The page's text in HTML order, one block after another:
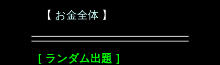
【 お金全体 】
［ ランダム出題 ］